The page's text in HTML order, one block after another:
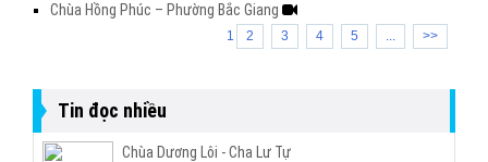
Chùa Hồng Phúc – Phường Bắc Giang
1 2 3 4 5 ... >>
Tin đọc nhiều
Chùa Dương Lôi - Cha Lư Tự